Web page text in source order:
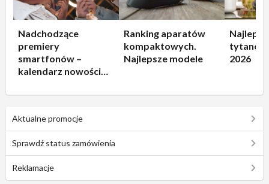
Nadchodzące
premiery
smartfonów –
kalendarz nowości
Ranking aparatów
kompaktowych.
Najlepsze modele
2026
Aktualne promocje
Sprawdź status zamówienia
Reklamacje